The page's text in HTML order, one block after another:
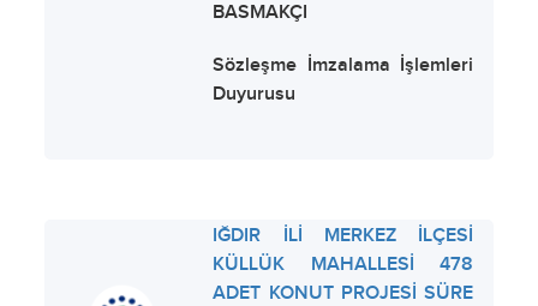
BASMAKÇI
Sözleşme İmzalama İşlemleri
Duyurusu
IĞDIR İLİ MERKEZ İLÇESİ
KÜLLÜK MAHALLESİ 478
ADET KONUT PROJESİ SÜRE